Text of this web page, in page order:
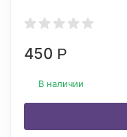
450 Р
В наличии